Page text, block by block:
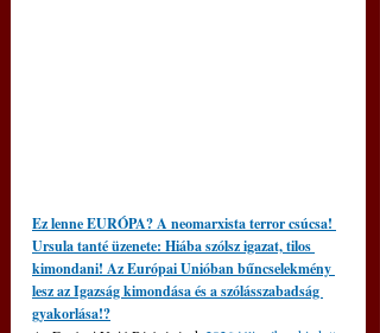
Ez lenne EURÓPA? A neomarxista terror csúcsa!
Ursula tanté üzenete: Hiába szólsz igazat, tilos
kimondani! Az Európai Unióban bűncselekmény
lesz az Igazság kimondása és a szólásszabadság
gyakorlása!?